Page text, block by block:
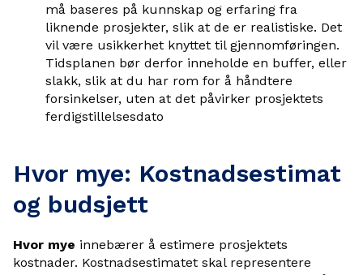
må baseres på kunnskap og erfaring fra
liknende prosjekter, slik at de er realistiske. Det
vil være usikkerhet knyttet til gjennomføringen.
Tidsplanen bør derfor inneholde en buffer, eller
slakk, slik at du har rom for å håndtere
forsinkelser, uten at det påvirker prosjektets
ferdigstillelsesdato
Hvor mye: Kostnadsestimat
og budsjett
Hvor mye innebærer å estimere prosjektets
kostnader. Kostnadsestimatet skal representere